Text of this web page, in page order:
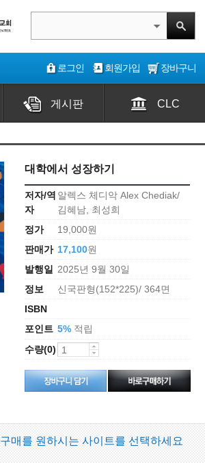
로그인 회원가입 장바구니
게시판 CLC
대학에서 성장하기
저자/역
자
알렉스 체디악 Alex Chediak/
김혜남, 최성희
정가
19,000원
판매가 17,100원
발행일
2025년 9월 30일
정보
신국판형(152*225)/ 364면
ISBN
포인트 5%적립
수량(0)
구매를 원하시는 사이트를 선택하세요